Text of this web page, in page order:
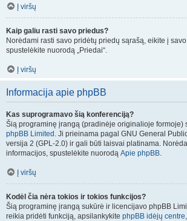
Į viršų
Kaip galiu rasti savo priedus?
Norėdami rasti savo pridėtų priedų sąrašą, eikite į
spustelėkite nuorodą „Priedai“.
Į viršų
Informacija apie phpBB
Kas suprogramavo šią konferenciją?
Šią programinę įrangą (pradinėje originalioje formoje)
phpBB Limited . Ji prieinama pagal GNU General
versija 2 (GPL-2.0) ir gali būti laisvai platinama.
informacijos, spustelėkite nuorodą Apie phpBB.
Į viršų
Kodėl čia nėra tokios ir tokios funkcijos?
Šią programinę įrangą sukūrė ir licencijavo phpBB
reikia pridėti funkciją, apsilankykite phpBB idėjų centre